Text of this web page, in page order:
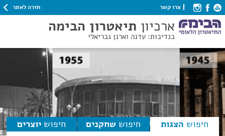
צרו קשר חזרה לאתר
ארכיון תיאטרון הבימה
בנדיבות: עדנה וארנן גבריאלי
חיפוש הצגות חיפוש שחקנים חיפוש יוצרים